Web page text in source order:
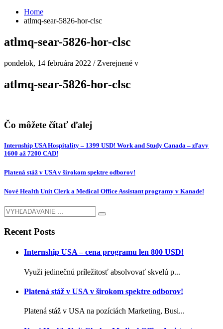
Home
atlmq-sear-5826-hor-clsc
atlmq-sear-5826-hor-clsc
pondelok, 14 februára 2022 / Zverejnené v
atlmq-sear-5826-hor-clsc
Čo môžete čítať ďalej
Internship USA Hospitality – 1399 USD! Work and Study Canada – zľavy
1600 až 7200 CAD!
Platená stáž v USA v širokom spektre odborov!
Nové Health Unit Clerk a Medical Office Assistant programy v Kanade!
Recent Posts
Internship USA – cena programu len 800 USD!
Využi jedinečnú príležitosť absolvovať skvelú p...
Platená stáž v USA v širokom spektre odborov!
Platená stáž v USA na pozíciách Marketing, Busi...